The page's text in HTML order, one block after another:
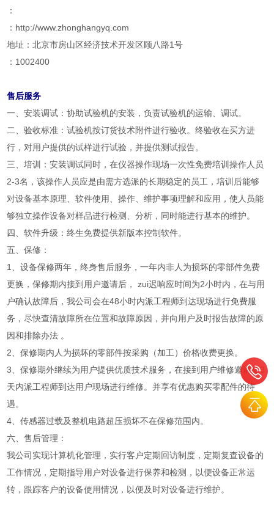
：
：http://www.zhonghangyq.com
地址：北京市房山区经济技术开发区顾八路1号
：1002400
售后服务
一、安装调试：协助试验机的安装，负责试验机的运输、调试。
二、验收标准：试验机按订货技术附件进行验收。终验收在买方进
行，对用户提供的试样进行试验，并提供测试报告。
三、培训：安装调试同时，在仪器操作现场一次性免费培训操作人员
2-3名，该操作人员应是由需方选派的长期稳定的员工，培训后能够
对设备基本原理、软件使用、操作、维护事项理解和应用，使人员能
够独立操作设备对样品进行检测、分析，同时能进行基本的维护。
四、软件升级：终生免费提供新版本控制软件。
五、保修：
1、设备保修两年，终身售后服务，一年内非人为损坏的零部件免费
更换，保修期内接到用户邀请后， zui迟响应时间为2小时内，在与用
户确认故障后，我公司会在48小时内派工程师到达现场进行免费服
务，尽快查清故障所在位置和故障原因，并向用户及时报告故障的原
因和排除办法 。
2、保修期内人为损坏的零部件按采购（加工）价格收费更换。
3、保修期外继续为用户提供优质技术服务，在接到用户维修邀请后3
天内派工程师到达用户现场进行维修。并享有优惠购买零配件的待
遇。
4、传感器过载及整机电路超压损坏不在保修范围内。
六、售后管理：
我公司实现计算机化管理，实行客户定期回访制度，定期复查设备的
工作情况，定期指导用户对设备进行保养和检测，以便设备正常运
转，跟踪客户的设备使用情况，以便及时对设备进行维护。